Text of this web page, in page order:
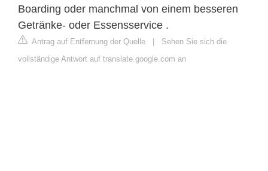
Boarding oder manchmal von einem besseren
Getränke- oder Essensservice .
Antrag auf Entfernung der Quelle | Sehen Sie sich die
vollständige Antwort auf translate.google.com an